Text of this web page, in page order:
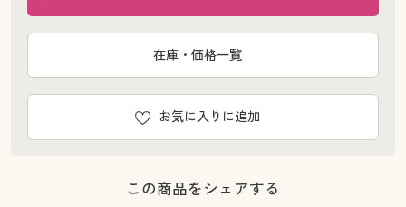
お気に入りに追加
在庫・価格一覧
この商品をシェアする